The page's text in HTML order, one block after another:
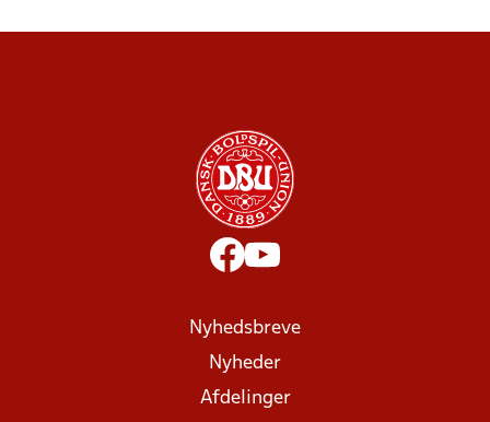
Nyhedsbreve
Nyheder
Afdelinger